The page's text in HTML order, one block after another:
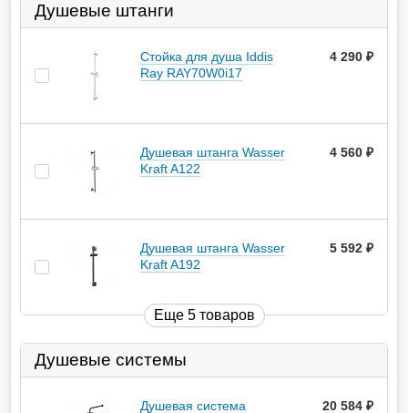
Душевые штанги
Стойка для душа Iddis
Ray RAY70W0i17
4 290
Душевая штанга Wasser
Kraft A122
4 560
Душевая штанга Wasser
Kraft A192
5 592
Еще 5 товаров
Душевые системы
Душевая система 20 584